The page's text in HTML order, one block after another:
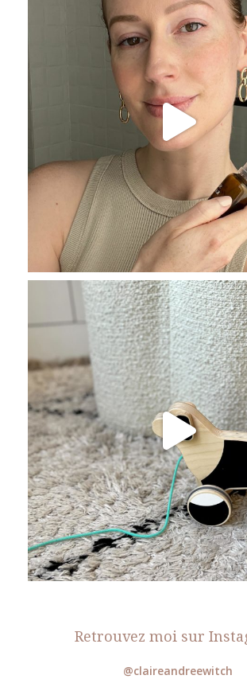
Retrouvez moi sur
@claireandreewitch